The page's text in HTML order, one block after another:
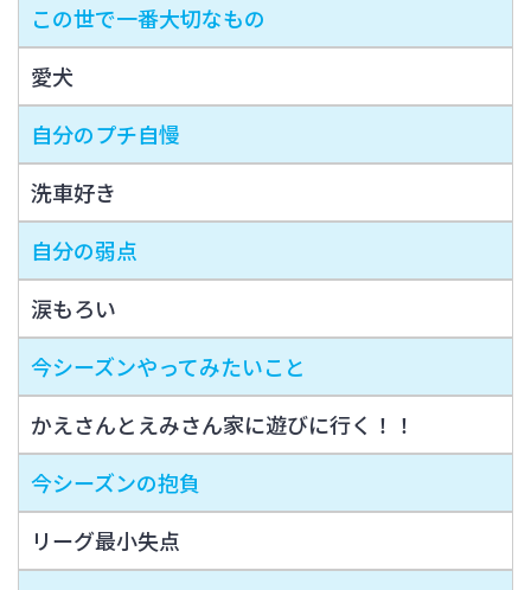
この世で一番大切なもの
愛犬
自分のプチ自慢
洗車好き
自分の弱点
涙もろい
今シーズンやってみたいこと
かえさんとえみさん家に遊びに行く！！
今シーズンの抱負
リーグ最小失点